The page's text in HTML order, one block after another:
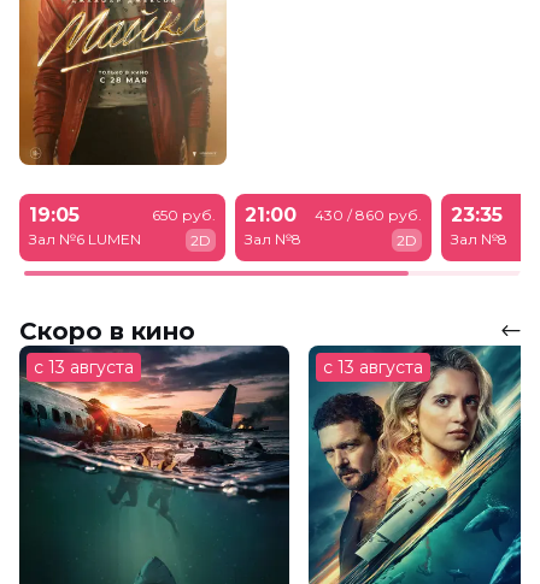
19:05
Зал №6 LUMEN
650 руб.
2D
21:00
Зал №8
430 / 860 руб.
2D
23:35
Зал №8
Скоро в кино
с 13 августа с 13 августа